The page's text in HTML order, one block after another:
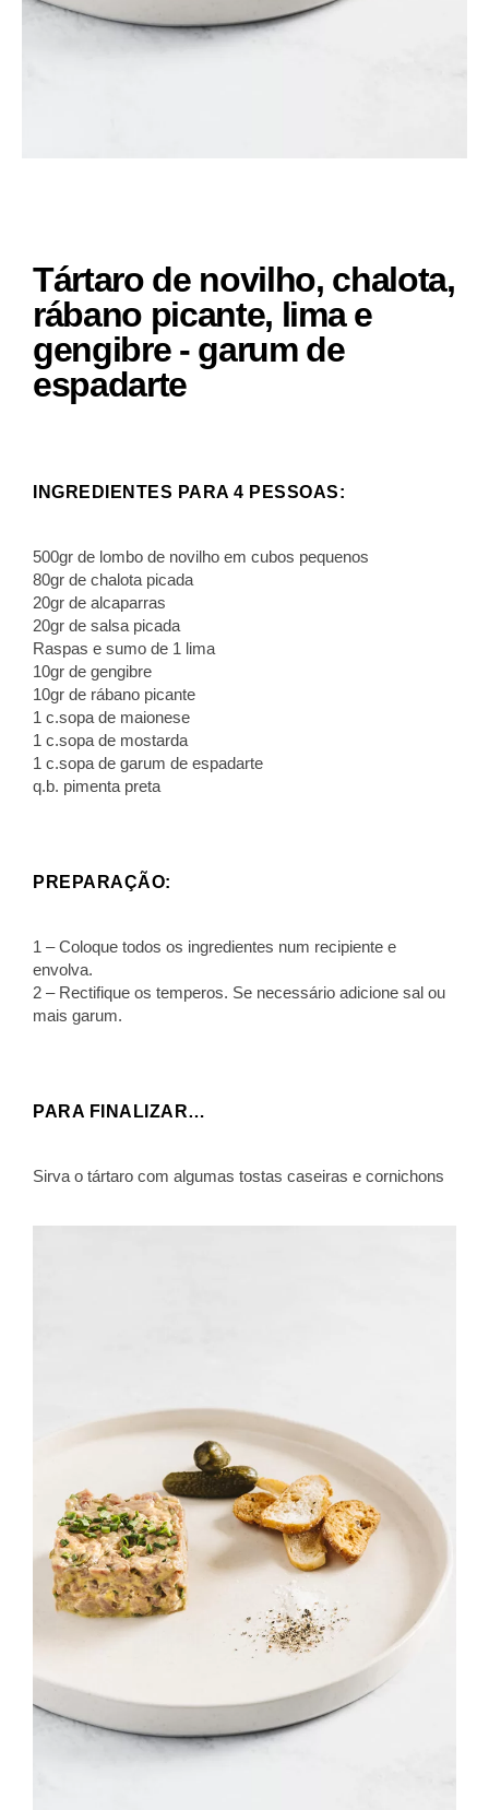
Tártaro de novilho, chalota,
rábano picante, lima e
gengibre - garum de
espadarte
INGREDIENTES PARA 4 PESSOAS:
500gr de lombo de novilho em cubos pequenos
80gr de chalota picada
20gr de alcaparras
20gr de salsa picada
Raspas e sumo de 1 lima
10gr de gengibre
10gr de rábano picante
1 c.sopa de maionese
1 c.sopa de mostarda
1 c.sopa de garum de espadarte
q.b. pimenta preta
PREPARAÇÃO:
1 – Coloque todos os ingredientes num recipiente e
envolva.
2 – Rectifique os temperos. Se necessário adicione sal ou
mais garum.
PARA FINALIZAR…
Sirva o tártaro com algumas tostas caseiras e cornichons